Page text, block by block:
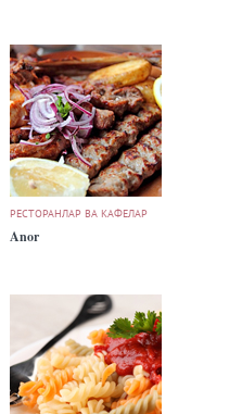
РЕСТОРАНЛАР ВА КАФЕЛАР
Anor